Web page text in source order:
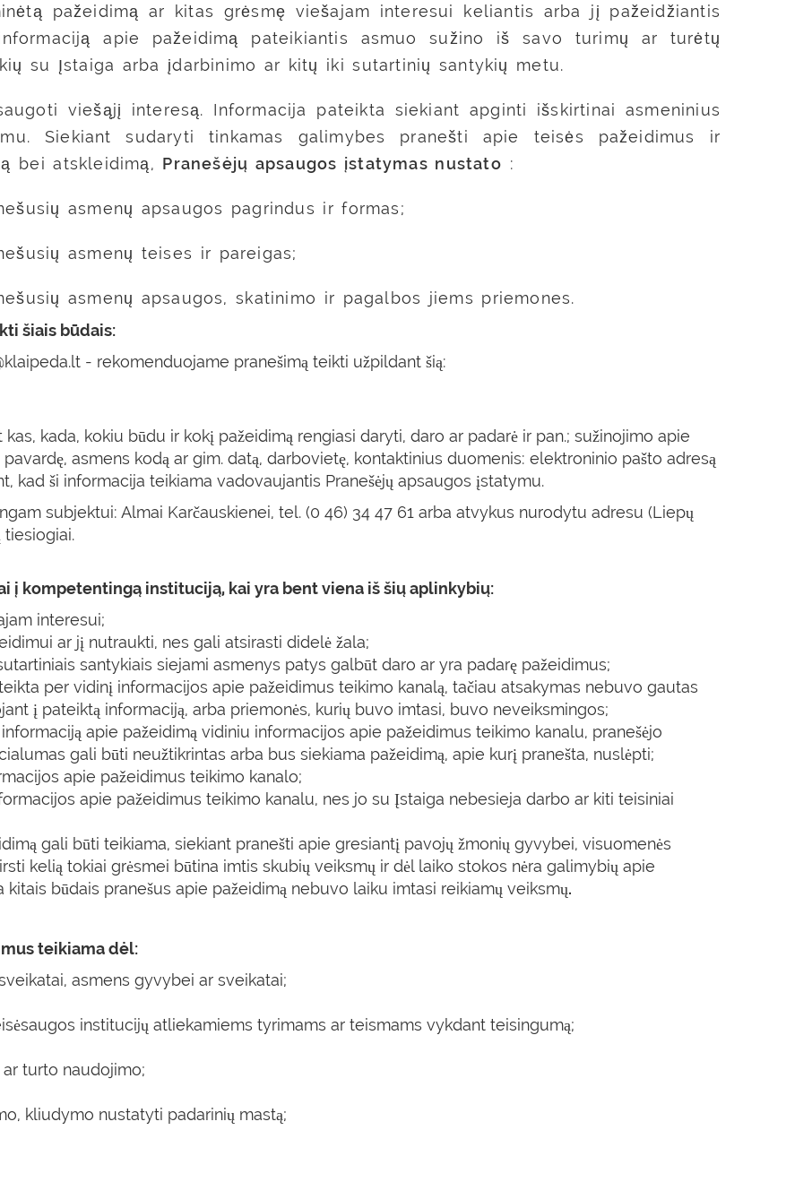
pažeidimą ar kitas grėsmę viešajam interesui keliantis arba jį pažeidžiantis
apie pažeidimą pateikiantis asmuo sužino iš savo turimų ar turėtų
su Įstaiga arba įdarbinimo ar kitų iki sutartinių santykių metu.
viešąjį interesą. Informacija pateikta siekiant apginti išskirtinai asmeninius
Siekiant sudaryti tinkamas galimybes pranešti apie teisės pažeidimus ir
bei atskleidimą, Pranešėjų apsaugos įstatymas nustato :
asmenų apsaugos pagrindus ir formas;
asmenų teises ir pareigas;
asmenų apsaugos, skatinimo ir pagalbos jiems priemones.
šiais būdais:
- rekomenduojame pranešimą teikti užpildant šią:
kada, kokiu būdu ir kokį pažeidimą rengiasi daryti, daro ar padarė ir pan.; sužinojimo apie
asmens kodą ar gim. datą, darbovietę, kontaktinius duomenis: elektroninio pašto adresą
kad ši informacija teikiama vadovaujantis Pranešėjų apsaugos įstatymu.
subjektui: Almai Karčauskienei, tel. (0 46) 34 47 61 arba atvykus nurodytu adresu (Liepų
tiesiogiai.
į kompetentingą instituciją, kai yra bent viena iš šių aplinkybių:
interesui;
ar jį nutraukti, nes gali atsirasti didelė žala;
santykiais siejami asmenys patys galbūt daro ar yra padarę pažeidimus;
per vidinį informacijos apie pažeidimus teikimo kanalą, tačiau atsakymas nebuvo gautas
į pateiktą informaciją, arba priemonės, kurių buvo imtasi, buvo neveiksmingos;
apie pažeidimą vidiniu informacijos apie pažeidimus teikimo kanalu, pranešėjo
gali būti neužtikrintas arba bus siekiama pažeidimą, apie kurį pranešta, nuslėpti;
apie pažeidimus teikimo kanalo;
apie pažeidimus teikimo kanalu, nes jo su Įstaiga nebesieja darbo ar kiti teisiniai
gali būti teikiama, siekiant pranešti apie gresiantį pavojų žmonių gyvybei, visuomenės
kelią tokiai grėsmei būtina imtis skubių veiksmų ir dėl laiko stokos nėra galimybių apie
kitais būdais pranešus apie pažeidimą nebuvo laiku imtasi reikiamų veiksmų.
teikiama dėl:
asmens gyvybei ar sveikatai;
institucijų atliekamiems tyrimams ar teismams vykdant teisingumą;
ar turto naudojimo;
kliudymo nustatyti padarinių mastą;